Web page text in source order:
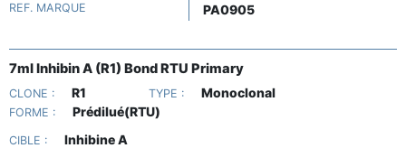
REF. MARQUE PA0905
7ml Inhibin A (R1) Bond RTU Primary
CLONE : R1 TYPE : Monoclonal
FORME : Prédilué(RTU)
CIBLE : Inhibine A